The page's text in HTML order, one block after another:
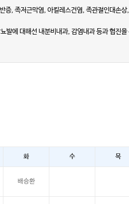
증, 족저근막염, 아킬레스건염, 족관절인대손
발에 대해선 내분비내과, 감염내과 등과 협진
화 수 목
배승환